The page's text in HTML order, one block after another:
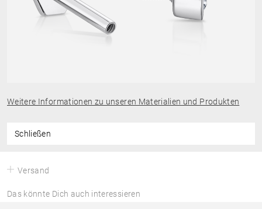
Weitere Informationen zu unseren Materialien und Produkten
Schließen
Versand
Das könnte Dich auch interessieren